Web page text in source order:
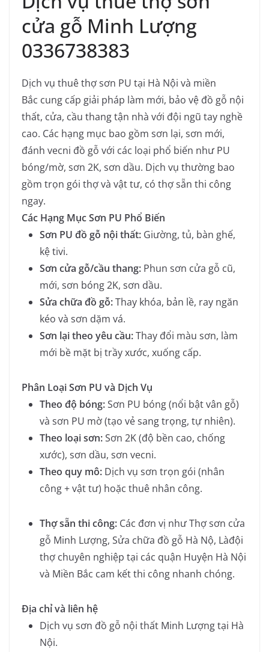
cửa gỗ Minh Lượng
0336738383
Dịch vụ thuê thợ sơn PU tại Hà Nội và miền
Bắc cung cấp giải pháp làm mới, bảo vệ đồ gỗ nội
thất, cửa, cầu thang tận nhà với đội ngũ tay nghề
cao. Các hạng mục bao gồm sơn lại, sơn mới,
đánh vecni đồ gỗ với các loại phổ biến như PU
bóng/mờ, sơn 2K, sơn dầu. Dịch vụ thường bao
gồm trọn gói thợ và vật tư, có thợ sẵn thi công
ngay.
Các Hạng Mục Sơn PU Phổ Biến
Sơn PU đồ gỗ nội thất: Giường, tủ, bàn ghế,
kệ tivi.
Sơn cửa gỗ/cầu thang: Phun sơn cửa gỗ cũ,
mới, sơn bóng 2K, sơn dầu.
Sửa chữa đồ gỗ:Thay khóa, bản lề, ray ngăn
kéo và sơn dặm vá.
Sơn lại theo yêu cầu:Thay đổi màu sơn, làm
mới bề mặt bị trầy xước, xuống cấp.
Phân Loại Sơn PU và Dịch Vụ
Theo độ bóng:Sơn PU bóng (nổi bật vân gỗ)
và sơn PU mờ (tạo vẻ sang trọng, tự nhiên).
Theo loại sơn:Sơn 2K (độ bền cao, chống
xước), sơn dầu, sơn vecni.
Theo quy mô: Dịch vụ sơn trọn gói (nhân
công + vật tư) hoặc thuê nhân công.
Thợ sẵn thi công: Các đơn vị nhưThợ sơn cửa
gỗ Minh Lượng, Sửa chữa đồ gỗ Hà Nộ, Làđội
thợ chuyên nghiệp tại các quận Huyện Hà Nội
và Miền Bắc cam kết thi công nhanh chóng.
Địa chỉ và liên hệ
Dịch vụ sơn đồ gỗ nội thất Minh Lượng tại Hà
Nội.